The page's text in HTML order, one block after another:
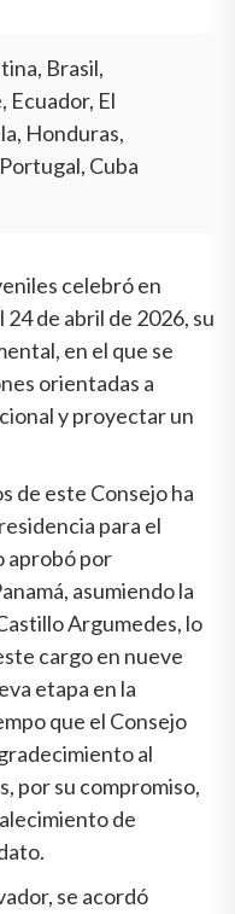
Brasil,
Ecuador, El
Honduras,
Cuba
celebró en
de abril de 2026, su
en el que se
orientadas a
y proyectar un
de este Consejo ha
para el
aprobó por
asumiendo la
Argumedes, lo
cargo en nueve
etapa en la
que el Consejo
al
por su compromiso,
de
se acordó